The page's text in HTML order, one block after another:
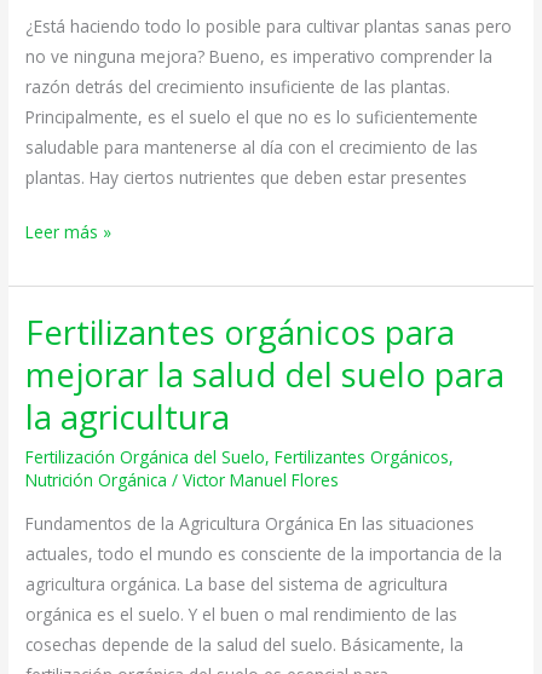
¿Está haciendo todo lo posible para cultivar plantas sanas pero
no ve ninguna mejora? Bueno, es imperativo comprender la
razón detrás del crecimiento insuficiente de las plantas.
Principalmente, es el suelo el que no es lo suficientemente
saludable para mantenerse al día con el crecimiento de las
plantas. Hay ciertos nutrientes que deben estar presentes
para
agricultura
Leer más »
Fertilizantes orgánicos para
mejorar la salud del suelo para
la agricultura
Fertilización Orgánica del Suelo,Fertilizantes Orgánicos,
Nutrición Orgánica /Victor Manuel Flores
Fundamentos de la Agricultura Orgánica En las situaciones
actuales, todo el mundo es consciente de la importancia de la
agricultura orgánica. La base del sistema de agricultura
orgánica es el suelo. Y el buen o mal rendimiento de las
cosechas depende de la salud del suelo. Básicamente, la
Fertilizantes
para
mejorar
la
salud
suelo
para
la
agricultura